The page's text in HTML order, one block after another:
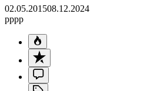
02.05.201508.12.2024
pppp